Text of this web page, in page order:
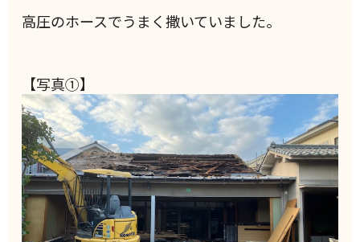
高圧のホースでうまく撒いていました。
【写真①】